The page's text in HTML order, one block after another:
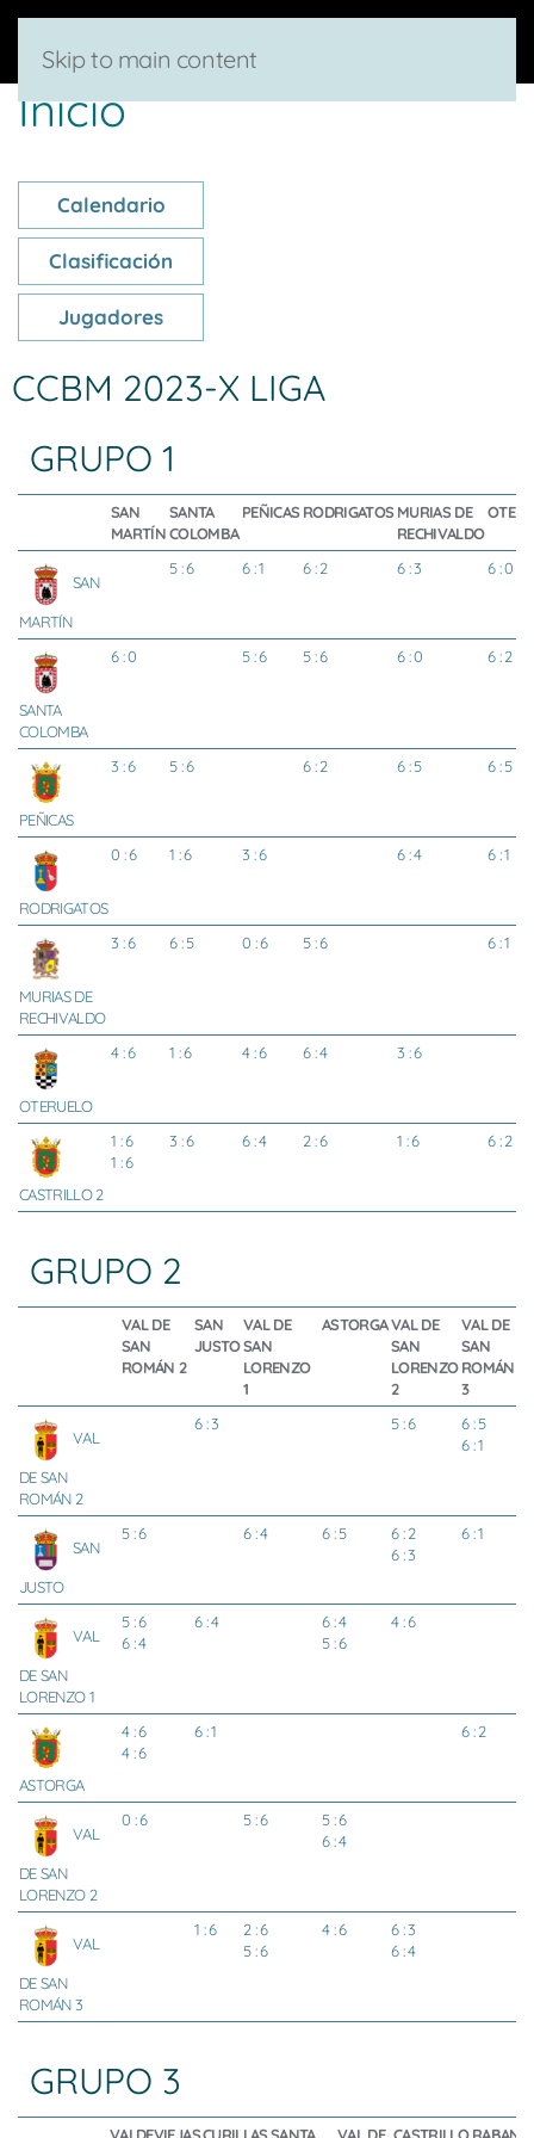
Skip to main content
Inicio
Calendario
Clasificación
Jugadores
CCBM 2023-X LIGA
GRUPO 1
SAN
MARTÍN
SANTA
COLOMBA
PEÑICAS RODRIGATOS MURIAS DE
RECHIVALDO
SAN
MARTÍN
5 : 6 6 : 1 6 : 2 6 : 3 6 : 0
SANTA
COLOMBA
6 : 0 5 : 6 5 : 6 6 : 0 6 : 2
PEÑICAS
3 : 6 5 : 6 6 : 2 6 : 5 6 : 5
RODRIGATOS
0 : 6 1 : 6 3 : 6 6 : 4 6 : 1
MURIAS DE
RECHIVALDO
3 : 6 6 : 5 0 : 6 5 : 6 6 : 1
OTERUELO
4 : 6 1 : 6 4 : 6 6 : 4 3 : 6
CASTRILLO 2
1 : 6
1 : 6
3 : 6 6 : 4 2 : 6 1 : 6 6 : 2
GRUPO 2
VAL DE
SAN
ROMÁN 2
SAN
JUSTO
VAL DE
SAN
LORENZO
1
ASTORGAVAL DE
SAN
LORENZO
2
VAL DE
SAN
ROMÁN
3
VAL
DE SAN
ROMÁN 2
6 : 3 5 : 6
6 : 5
6 : 1
SAN
JUSTO
5 : 6 6 : 4 6 : 5
6 : 2
6 : 3
6 : 1
VAL
DE SAN
LORENZO 1
5 : 6
6 : 4
6 : 4
6 : 4
5 : 6
4 : 6
ASTORGA
4 : 6
4 : 6
6 : 1 6 : 2
VAL
DE SAN
LORENZO 2
0 : 6 5 : 6
5 : 6
6 : 4
VAL
DE SAN
ROMÁN 3
1 : 6
2 : 6
5 : 6
4 : 6
6 : 3
6 : 4
GRUPO 3